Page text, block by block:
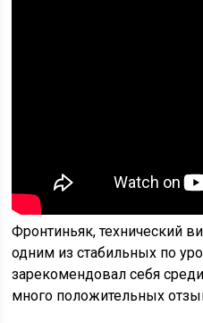
Фронтиньяк, технический
одним из стабильных по
зарекомендовал себя
много положительных